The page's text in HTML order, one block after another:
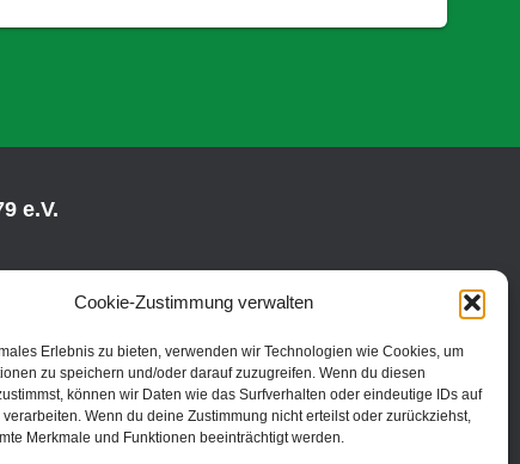
Cookie-Zustimmung verwalten
Erlebnis zu bieten, verwenden wir Technologien wie Cookies, um
zu speichern und/oder darauf zuzugreifen. Wenn du diesen
können wir Daten wie das Surfverhalten oder eindeutige IDs auf
Wenn du deine Zustimmung nicht erteilst oder zurückziehst,
Merkmale und Funktionen beeinträchtigt werden.
e.V.